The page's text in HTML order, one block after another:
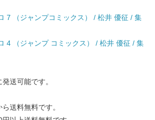
7 （ジャンプコミックス） / 松井 優征 / 集
4 （ジャンプ コミックス） / 松井 優征 / 集
送可能です。
送料無料です。